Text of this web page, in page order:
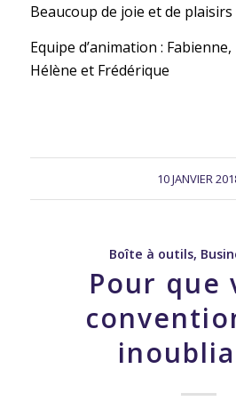
Beaucoup de joie et de plaisirs
Equipe d’animation :
Hélène et Frédérique
10 JANVIER
Boîte à outils,
Pour que